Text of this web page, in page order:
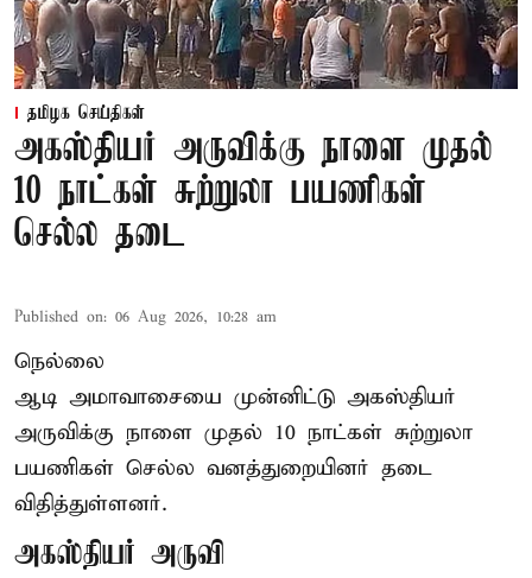
தமிழக செய்திகள்
அகஸ்தியர் அருவிக்கு நாளை முதல்
10 நாட்கள் சுற்றுலா பயணிகள்
செல்ல தடை
Published on: 06 Aug 2026, 10:28 am
நெல்லை
ஆடி அமாவாசையை முன்னிட்டு அகஸ்தியர்
அருவிக்கு நாளை முதல் 10 நாட்கள் சுற்றுலா
பயணிகள் செல்ல வனத்துறையினர் தடை
விதித்துள்ளனர்.
அகஸ்தியர் அருவி